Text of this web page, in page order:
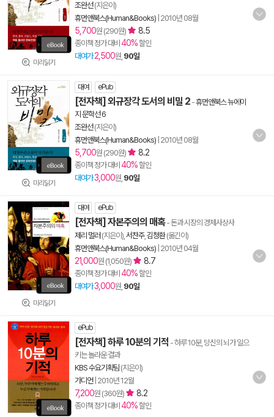
미리읽기
조완선(지은이)
휴먼앤북스(Human&Books) 2010년 08월
5,700원 (290원) 8.5
종이책 정가 대비 40%할인
대여가 2,500원, 90일
미리읽기
대여 ePub
[전자책] 외규장각 도서의 비밀 2 -휴먼앤북스 뉴에이
지 문학선 6
조완선(지은이)
휴먼앤북스(Human&Books) 2010년 08월
5,700원 (290원) 8.2
종이책 정가 대비 40%할인
대여가3,000원, 90일
미리읽기
대여 ePub
[전자책] 자본주의의 매혹- 돈과 시장의 경제사상사
제리 멀러 (지은이), 서찬주, 김청환(옮긴이)
휴먼앤북스(Human&Books) 2010년 04월
21,000원 (1,050원) 8.7
종이책 정가 대비 40%할인
대여가3,000원, 90일
ePub
[전자책] 하루 10분의 기적 - 하루 10분, 당신의 뇌가 일으
키는 놀라운 결과
KBS 수요기획팀 (지은이)
가디언| 2010년 12월
7,200원 (360원) 8.2
종이책 정가 대비 40%할인